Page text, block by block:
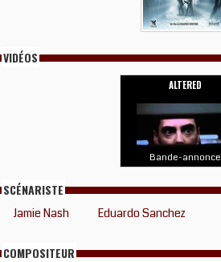
VIDÉOS
ALTERED
Bande-annonce
SCÉNARISTE
Jamie Nash Eduardo Sanchez
COMPOSITEUR